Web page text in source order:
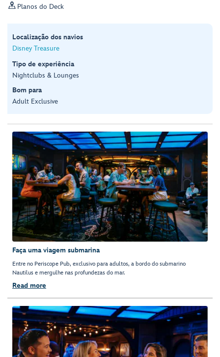
 Planos do Deck
Localização dos navios
Disney Treasure
Tipo de experiência
Nightclubs & Lounges
Bom para
Adult Exclusive
Faça uma viagem submarina
Entre no Periscope Pub, exclusivo para adultos, a bordo do submarino
Nautilus e mergulhe nas profundezas do mar.
Read more